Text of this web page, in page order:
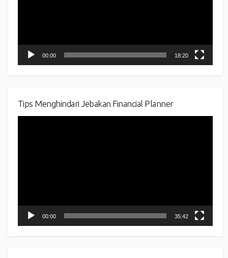
00:00 18:20
Tips Menghindari Jebakan Financial Planner
00:00 35:42